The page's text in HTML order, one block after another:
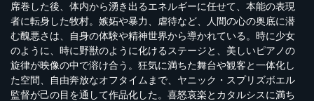
席巻した後、体内から湧き出るエネルギーに任せて、本能の表現
者に転身した牧村。嫉妬や暴力、虐待など、人間の心の奥底に潜
む醜悪さは、自身の体験や精神世界から導かれている。時に少女
のように、時に野獣のように化けるステージと、美しいピアノの
旋律が映像の中で溶け合う。狂気に満ちた舞台や観客と一体化し
た空間、自由奔放なオフタイムまで、ヤニック・スプリズボエル
監督が己の目を通して作品化した。喜怒哀楽とカタルシスに満ち